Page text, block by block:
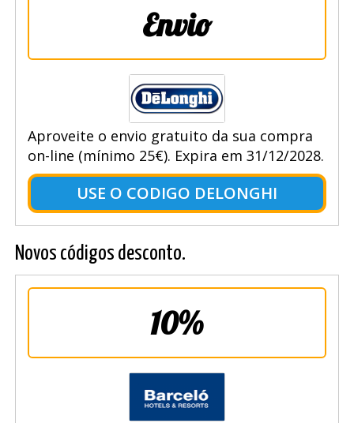
Envio
Aproveite o envio gratuito da sua compra
on-line (mínimo 25€). Expira em 31/12/2028.
USE O CODIGO DELONGHI
Novos códigos desconto.
10%